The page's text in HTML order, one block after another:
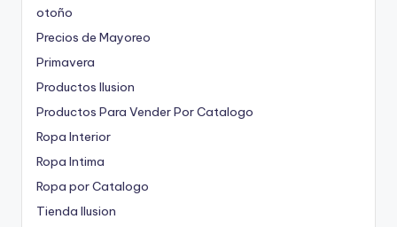
otoño
Precios de Mayoreo
Primavera
Productos Ilusion
Productos Para Vender Por Catalogo
Ropa Interior
Ropa Intima
Ropa por Catalogo
Tienda Ilusion